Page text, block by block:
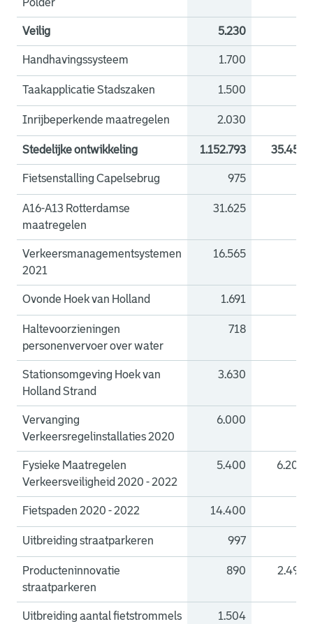
Veilig 5.230
Handhavingssysteem 1.700
Taakapplicatie Stadszaken 1.500
Inrijbeperkende maatregelen 2.030
Stedelijke ontwikkeling 1.152.793 35.459
Fietsenstalling Capelsebrug 975
A16-A13 Rotterdamse
maatregelen
31.625
Verkeersmanagementsystemen
2021
16.565
Ovonde Hoek van Holland 1.691
Haltevoorzieningen
personenvervoer over water
718
Stationsomgeving Hoek van
Holland Strand
3.630
Vervanging
Verkeersregelinstallaties 2020
6.000
Fysieke Maatregelen
Verkeersveiligheid 2020 - 2022
5.400 6.200
Fietspaden 2020 - 2022 14.400
Uitbreiding straatparkeren 997
Producteninnovatie
straatparkeren
890 2.493
Uitbreiding aantal fietstrommels 1.504